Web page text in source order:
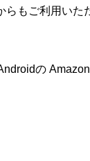
もご利用いた
の